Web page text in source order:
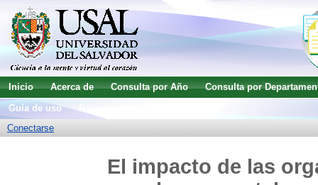
Inicio Acerca de Consulta por Año
Consulta por
Guía de uso
Conectarse
El impacto de las